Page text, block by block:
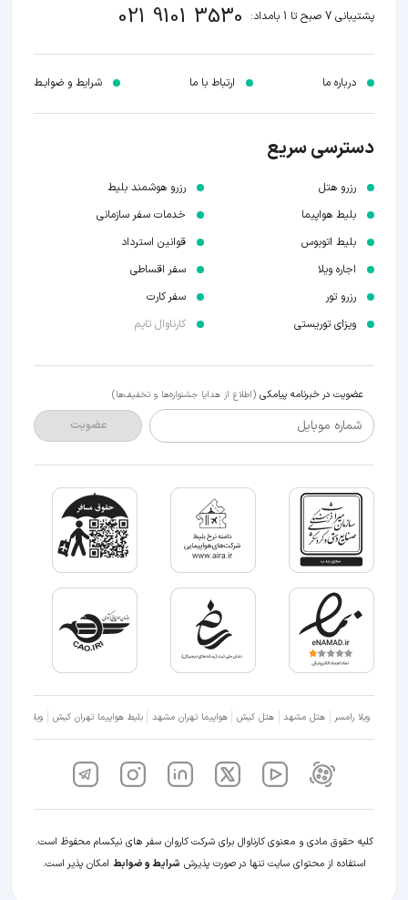
پشتیبانی 7 صبح تا 1 بامداد: 021 9101 3530
درباره ما ارتباط با ما شرایط و ضوابـط
دسترسی سریع
رزرو هتل
بلیط هواپیما
بلیط اتوبوس
اجاره ویلا
رزرو تور
ویزای توریستی
رزرو هوشمند بلیط
خدمات سفر سازمانی
قوانین استرداد
سفر اقساطی
سفر کارت
کارناوال تایم
عضویت در خبرنامه پیامکی (اطلاع از هدایا جشنواره‌ها و تخفیف‌ها)
شماره موبایل عضویت
ویلا رامسر هتل مشهد هتل کیش هواپیما تهران مشهد بلیط هواپیما تهران کیش ویلا شمال
کلیه حقوق مادی و معنوی کارناوال برای شرکت کاروان سفر های نیکسام محفوظ است.
استفاده از محتوای سایت تنها در صورت پذیرش شرایط و ضوابط امکان پذیر است.